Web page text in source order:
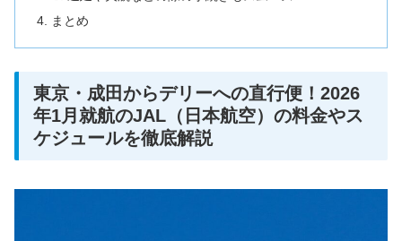
まとめ
東京・成田からデリーへの直行便！2026
年1月就航のJAL（日本航空）の料金やス
ケジュールを徹底解説